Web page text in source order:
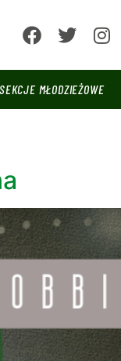
SEKCJE MŁODZIEŻOWE